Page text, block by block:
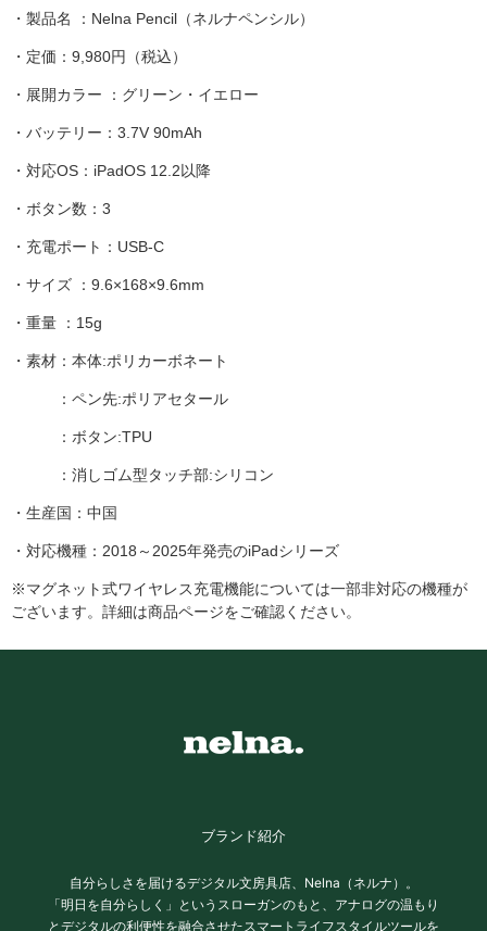
・製品名 ：Nelna Pencil（ネルナペンシル）
・定価：9,980円（税込）
・展開カラー ：グリーン・イエロー
・バッテリー：3.7V 90mAh
・対応OS：iPadOS 12.2以降
・ボタン数：3
・充電ポート：USB-C
・サイズ ：9.6×168×9.6mm
・重量 ：15g
・素材：本体:ポリカーボネート
：ペン先:ポリアセタール
：ボタン:TPU
：消しゴム型タッチ部:シリコン
・生産国：中国
・対応機種：2018～2025年発売のiPadシリーズ
※マグネット式ワイヤレス充電機能については一部非対応の機種が
ございます。詳細は商品ページをご確認ください。
ブランド紹介
自分らしさを届けるデジタル文房具店、Nelna（ネルナ）。
「明日を自分らしく」というスローガンのもと、アナログの温もり
とデジタルの利便性を融合させたスマートライフスタイルツールを